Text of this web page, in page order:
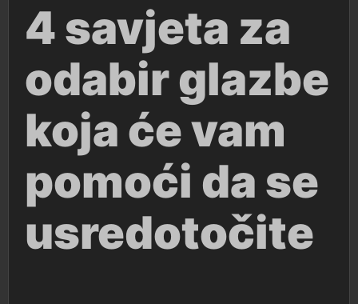
4 savjeta za
odabir glazbe
koja će vam
pomoći da se
usredotočite